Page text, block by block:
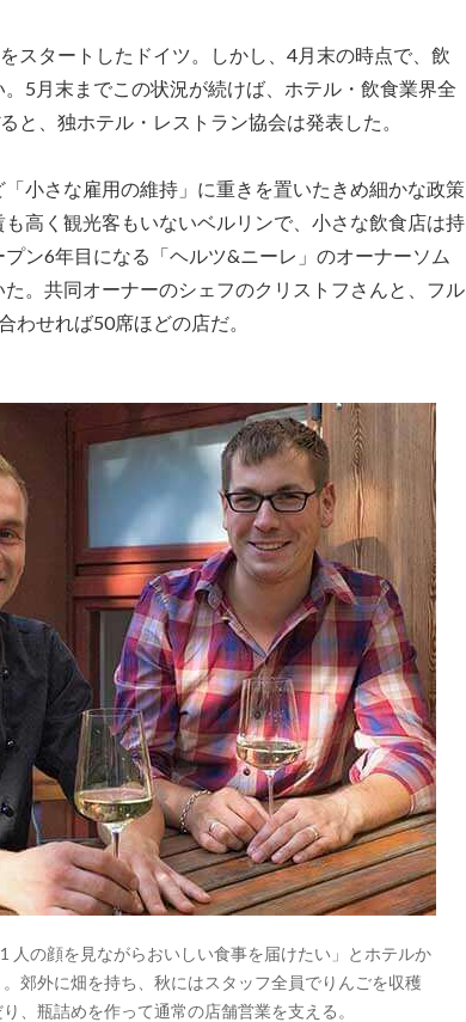
スタートしたドイツ。しかし、4月末の時点で、飲
5月末までこの状況が続けば、ホテル・飲食業界全
と、独ホテル・レストラン協会は発表した。
小さな雇用の維持」に重きを置いたきめ細かな政策
高く観光客もいないベルリンで、小さな飲食店は持
ン6年目になる「ヘルツ&ニーレ」のオーナーソム
。共同オーナーのシェフのクリストフさんと、フル
わせれば50席ほどの店だ。
人の顔を見ながらおいしい食事を届けたい」とホテルか
郊外に畑を持ち、秋にはスタッフ全員でりんごを収穫
、瓶詰めを作って通常の店舗営業を支える。